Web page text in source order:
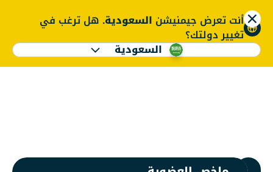
أنت تعرض جيمنيشن السعودية. هل ترغب في
تغيير دولتك؟
السعودية
عضوية جيمنيشن |
ENGLISH